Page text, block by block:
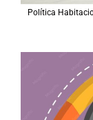
Política